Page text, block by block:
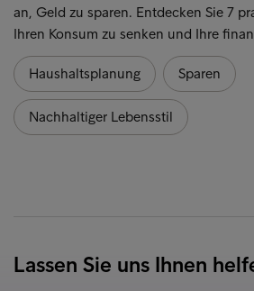
an, Geld zu sparen. Entdecken Sie 7
Ihren Konsum zu senken und Ihre
Haushaltsplanung Sparen
Nachhaltiger Lebensstil
Lassen Sie uns Ihnen